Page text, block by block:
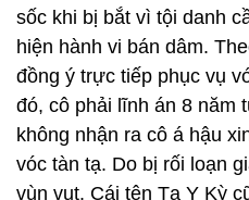
sốc khi bị bắt vì tội danh
hiện hành vi bán dâm.
đồng ý trực tiếp phục vụ
đó, cô phải lĩnh án 8 năm
không nhận ra cô á hậu
vóc tàn tạ. Do bị rối loạn
vùn vụt. Cái tên Tạ Y Kỳ